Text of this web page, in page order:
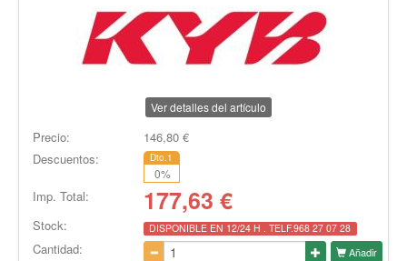
Ver detalles del artículo
Precio: 146,80€
Descuentos:
Dto.1
0%
Imp. Total: 177,63 €
Stock: DISPONIBLE EN 12/24 H . TELF.968 27 07 28
Cantidad: Añadir